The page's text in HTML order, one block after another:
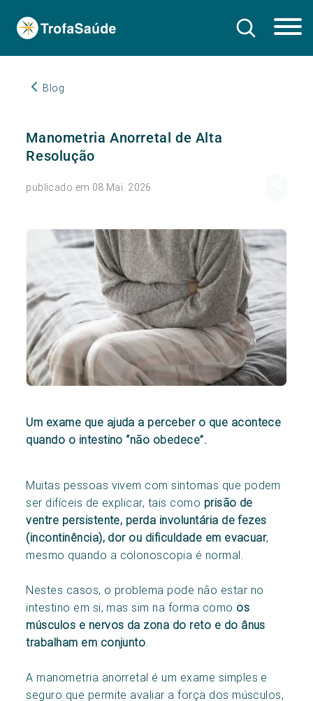
Blog
Manometria Anorretal de Alta
Resolução
publicado em 08 Mai. 2026
Um exame que ajuda a perceber o que acontece
quando o intestino “não obedece”.
Muitas pessoas vivem com sintomas que podem
ser difíceis de explicar, tais como prisão de
ventre persistente, perda involuntária de fezes
(incontinência), dor ou dificuldade em evacuar,
mesmo quando a colonoscopia é normal.
Nestes casos, o problema pode não estar no
intestino em si, mas sim na forma como os
músculos e nervos da zona do reto e do ânus
trabalham em conjunto
A manometria anorretal é um exame simples e
seguro que permite avaliar a força dos músculos,